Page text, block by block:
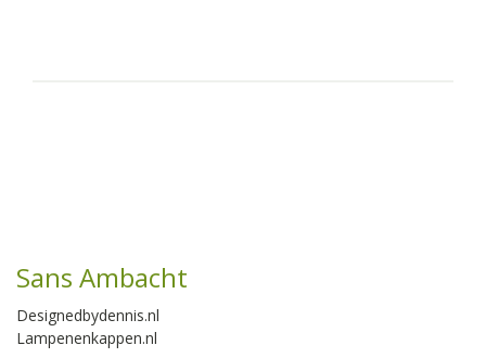
Sans Ambacht
Designedbydennis.nl
Lampenenkappen.nl